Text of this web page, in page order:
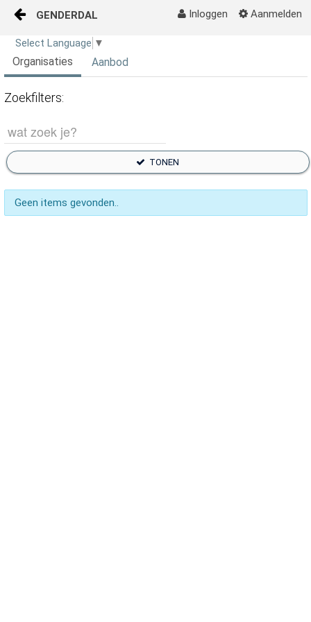
Naar content
Inloggen Aanmelden
GENDERDAL
Home
Organisaties Aanbod
Zoekfilters:
TONEN
Geen items gevonden..
Select Language ▼